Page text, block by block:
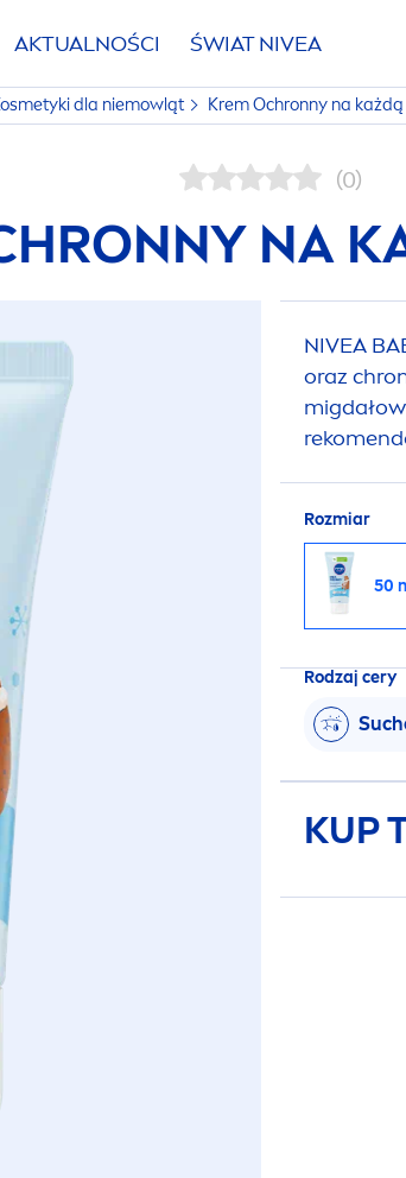
AKTUALNOŚCI ŚWIATNIVEA
dla niemowląt Krem Ochronny na
(0)
NA
NIVEA
oraz
rekomen
Rozmiar
50
Rodzaj cery
KUP